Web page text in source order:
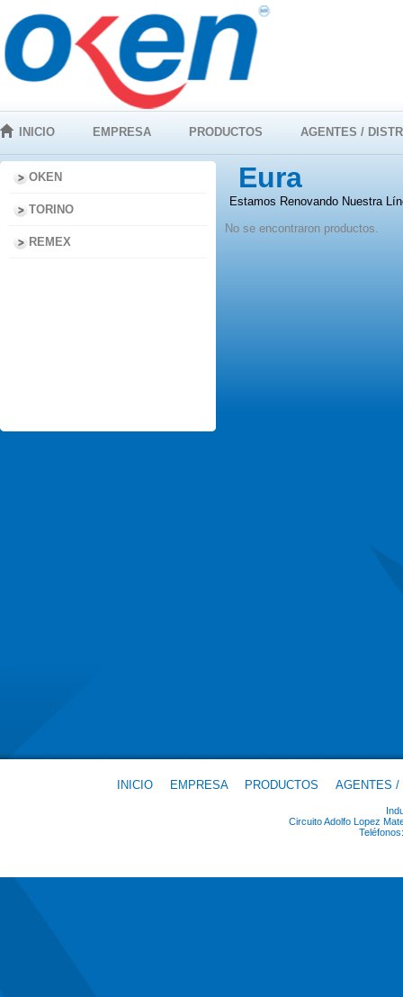
INICIO EMPRESA PRODUCTOS AGENTES /
OKEN
TORINO
REMEX
Eura
Estamos Renovando Nuestra
No se encontraron productos.
INICIO EMPRESA PRODUCTOS AGENTES /
Circuito Adolfo Lopez